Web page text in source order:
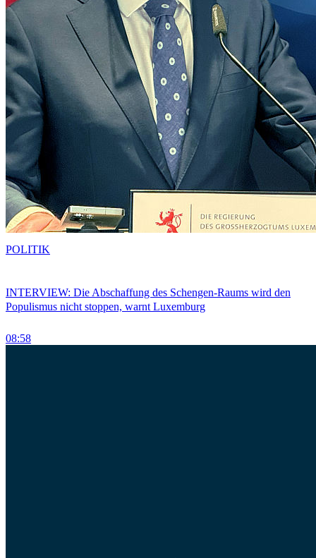
INTERVIEW: Die Abschaffung des Schengen-Raums wird den
Populismus nicht stoppen, warnt Luxemburg
08:58
POLITIK